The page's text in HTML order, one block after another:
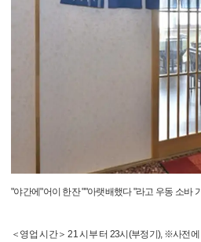
"야간에"어이 한잔 ""아랫배했다 "라고 우동 소바
＜영업 시간＞ 21 시부 터 23시(부정기), ※사전에